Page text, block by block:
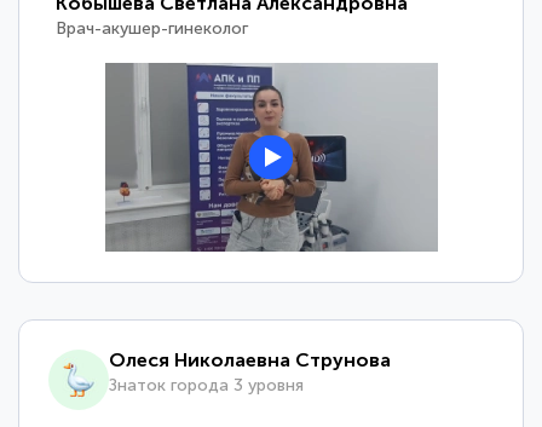
Врач-акушер-гинеколог
Олеся Николаевна Струнова
Знаток города 3 уровня